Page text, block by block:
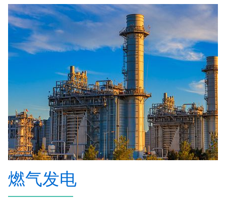
燃气发电